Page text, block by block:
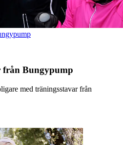
från Bungypump
med träningsstavar från